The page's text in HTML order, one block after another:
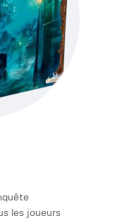
les joueurs